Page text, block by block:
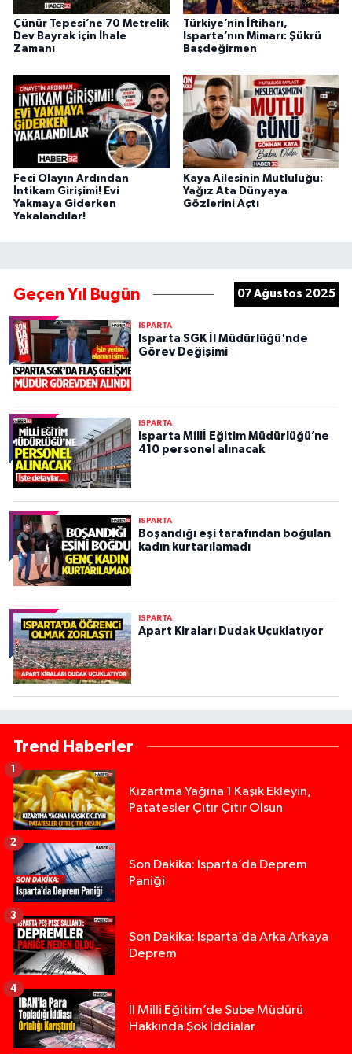
Çünür Tepesi’ne 70 Metrelik
Dev Bayrak için İhale
Zamanı
Türkiye’nin İftiharı,
Isparta’nın Mimarı: Şükrü
Başdeğirmen
Feci Olayın Ardından
İntikam Girişimi! Evi
Yakmaya Giderken
Yakalandılar!
Kaya Ailesinin Mutluluğu:
Yağız Ata Dünyaya
Gözlerini Açtı
Geçen Yıl Bugün 07 Ağustos 2025
ISPARTA
Isparta SGK İl Müdürlüğü'nde
Görev Değişimi
ISPARTA
Isparta Millİ Eğitim Müdürlüğü’ne
410 personel alınacak
ISPARTA
Boşandığı eşi tarafından boğulan
kadın kurtarılamadı
ISPARTA
Apart Kiraları Dudak Uçuklatıyor
Trend Haberler
Kızartma Yağına 1 Kaşık Ekleyin,
Patatesler Çıtır Çıtır Olsun
1
Son Dakika: Isparta’da Deprem
Paniği
2
Son Dakika: Isparta’da Arka Arkaya
Deprem
3
İl Milli Eğitim’de Şube Müdürü
Hakkında Şok İddialar
4